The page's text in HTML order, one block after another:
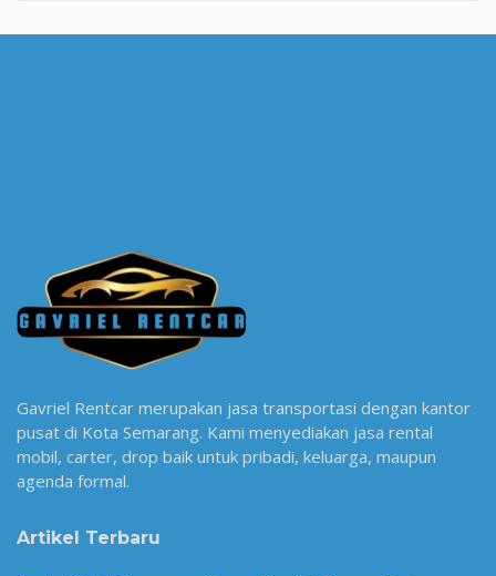
Gavriel Rentcar merupakan jasa transportasi dengan kantor
pusat di Kota Semarang. Kami menyediakan jasa rental
mobil, carter, drop baik untuk pribadi, keluarga, maupun
agenda formal.
Artikel Terbaru